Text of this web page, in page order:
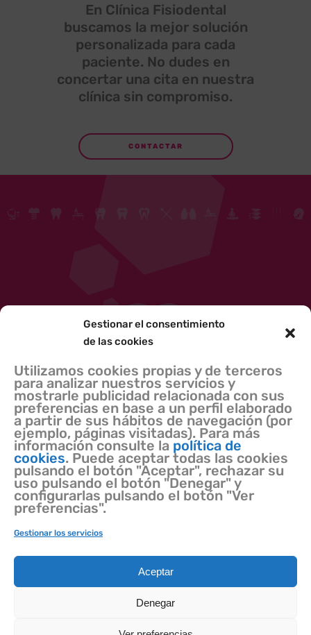
Gestionar el consentimiento
de las cookies
Utilizamos cookies propias y de terceros
para analizar nuestros servicios y
mostrarle publicidad relacionada con sus
preferencias en base a un perfil elaborado
a partir de sus hábitos de navegación (por
ejemplo, páginas visitadas). Para más
información consulte la política de
cookies. Puede aceptar todas las cookies
pulsando el botón "Aceptar", rechazar su
uso pulsando el botón "Denegar" y
configurarlas pulsando el botón "Ver
preferencias".
Gestionar los servicios
Aceptar
Denegar
En Clínica Fisiodental
buscamos la mejor solución
personalizada para cada
paciente. No dudes en
concertar una cita en nuestra
clínica sin compromiso.
CONTACTAR